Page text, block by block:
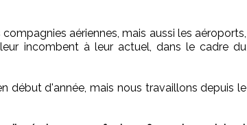
aériennes, mais aussi les aéroports,
incombent à leur actuel, dans le cadre du
début d'année, mais nous travaillons depuis le